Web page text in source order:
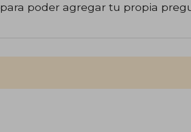
para poder agregar tu propia